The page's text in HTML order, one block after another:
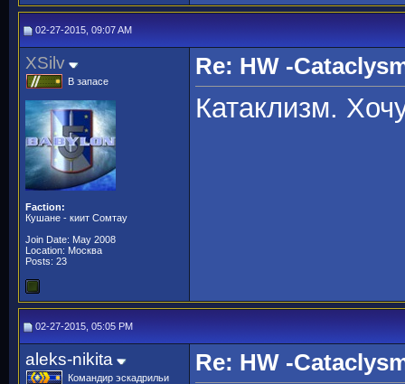
02-27-2015, 09:07 AM
XSilv
В запасе
Faction:
Кушане - киит Сомтау
Join Date: May 2008
Location: Москва
Posts: 23
Re: HW -
Катаклизм.
02-27-2015, 05:05 PM
aleks-nikita
Командир эскадрильи
Re: HW -